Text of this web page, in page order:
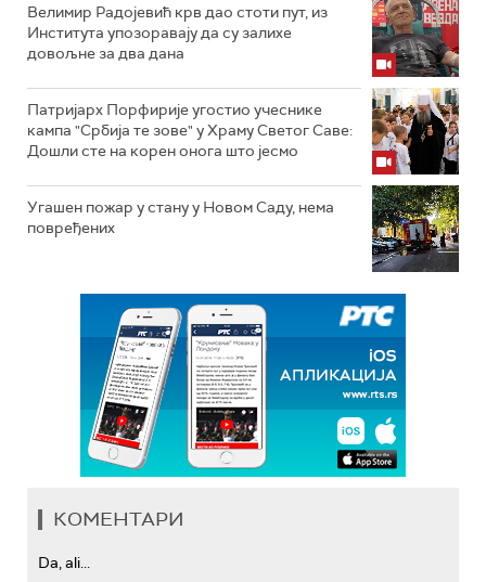
Велимир Радојевић крв дао стоти пут, из
Института упозоравају да су залихе
довољне за два дана
Патријарх Порфирије угостио учеснике
кампа "Србија те зове" у Храму Светог Саве:
Дошли сте на корен онога што јесмо
Угашен пожар у стану у Новом Саду, нема
повређених
КОМЕНТАРИ
Da, ali...